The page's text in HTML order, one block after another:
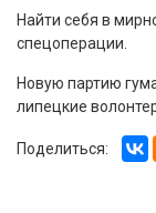
Найти себя в
спецоперации.
Новую партию
липецкие
Поделиться: